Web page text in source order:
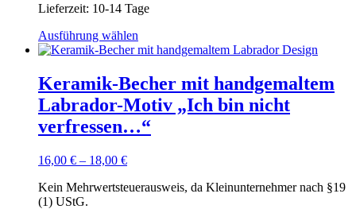
Lieferzeit: 10-14 Tage
Ausführung wählen
Produkt
mehrere
Varianten
auf.
Die
Optionen
Produktseite
Keramik-Becher mit handgemaltem
Labrador-Motiv „Ich bin nicht
verfressen…“
16,00 € – 18,00 €
Kein Mehrwertsteuerausweis, da Kleinunternehmer nach §19
(1) UStG.